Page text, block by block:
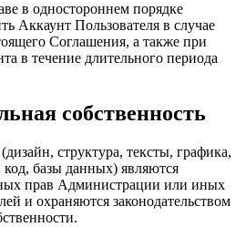
в одностороннем порядке
Аккаунт Пользователя в случае
Соглашения, а также при
в течение длительного периода
собственность
структура, тексты, графика,
базы данных) являются
прав Администрации или иных
и охраняются законодательством